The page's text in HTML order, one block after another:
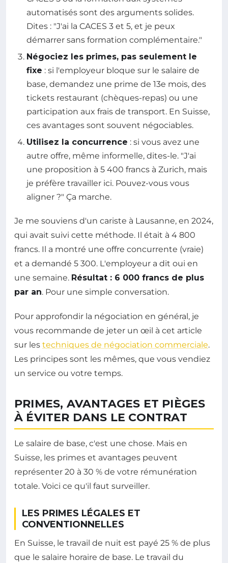
automatisés sont des arguments solides.
Dites : "J'ai la CACES 3 et 5, et je peux
démarrer sans formation complémentaire."
Négociez les primes, pas seulement le
fixe : si l'employeur bloque sur le salaire de
base, demandez une prime de 13e mois, des
tickets restaurant (chèques-repas) ou une
participation aux frais de transport. En Suisse,
ces avantages sont souvent négociables.
Utilisez la concurrence : si vous avez une
autre offre, même informelle, dites-le. "J'ai
une proposition à 5 400 francs à Zurich, mais
je préfère travailler ici. Pouvez-vous vous
aligner ?" Ça marche.
Je me souviens d'un cariste à Lausanne, en 2024,
qui avait suivi cette méthode. Il était à 4 800
francs. Il a montré une offre concurrente (vraie)
et a demandé 5 300. L'employeur a dit oui en
une semaine. Résultat : 6 000 francs de plus
par an. Pour une simple conversation.
Pour approfondir la négociation en général, je
vous recommande de jeter un œil à cet article
sur les techniques de négociation commerciale.
Les principes sont les mêmes, que vous vendiez
un service ou votre temps.
PRIMES, AVANTAGES ET PIÈGES
À ÉVITER DANS LE CONTRAT
Le salaire de base, c'est une chose. Mais en
Suisse, les primes et avantages peuvent
représenter 20 à 30 % de votre rémunération
totale. Voici ce qu'il faut surveiller.
LES PRIMES LÉGALES ET
CONVENTIONNELLES
En Suisse, le travail de nuit est payé 25 % de plus
que le salaire horaire de base. Le travail du